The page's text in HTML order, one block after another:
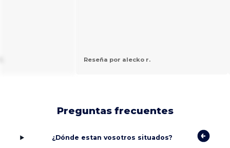
Reseña por alecko r.
Preguntas frecuentes
¿Dónde estan vosotros situados?